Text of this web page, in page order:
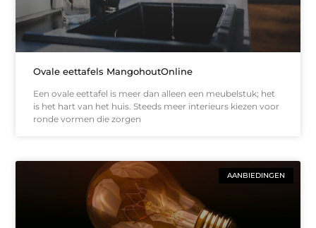
Ovale eettafels MangohoutOnline
Een ovale eettafel is meer dan alleen een meubelstuk; het
is het hart van het huis. Steeds meer interieurs kiezen voor
ronde vormen die zorgen
AANBIEDINGEN